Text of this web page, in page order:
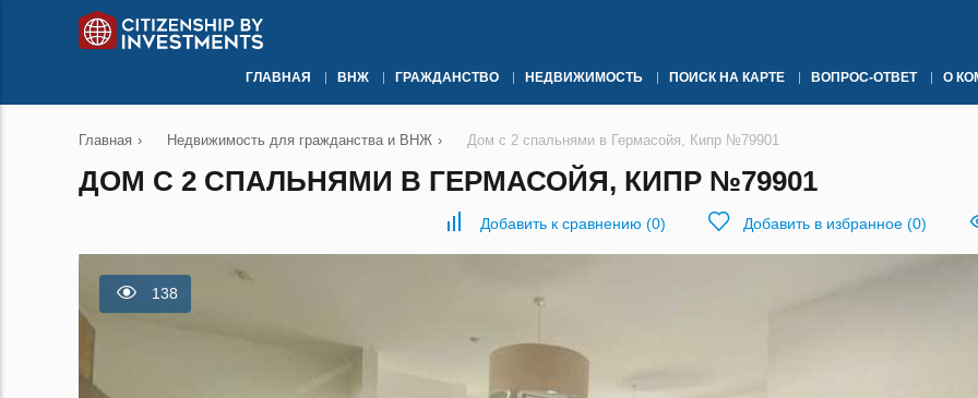
ГЛАВНАЯ ВНЖ ГРАЖДАНСТВО НЕДВИЖИМОСТЬ ПОИСК НА КАРТЕ ВОПРОС-ОТВЕТ О
Главная › Недвижимость для гражданства и ВНЖ › Дом с 2 спальнями в Гермасойя, Кипр №79901
ДОМ С 2 СПАЛЬНЯМИ В ГЕРМАСОЙЯ, КИПР №79901
Добавить к сравнению (0) Добавить в избранное (0)
138